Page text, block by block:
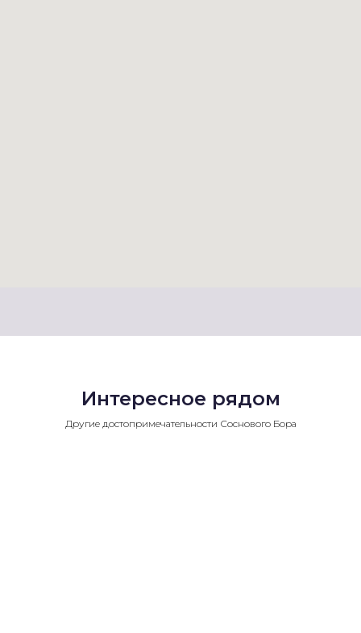
Интересное рядом
Другие достопримечательности Соснового Бора